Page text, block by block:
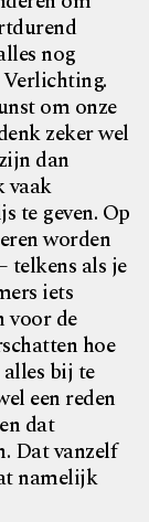
nog
om onze
zeker wel
dan
vaak
te geven. Op
worden
telkens als je
iets
voor de
hoe
bij te
een reden
dat
Dat vanzelf
namelijk